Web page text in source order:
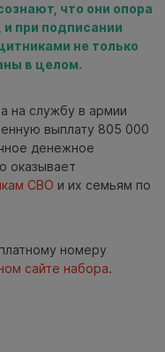
что они опора
при подписании
не только
в целом.
на службу в армии
выплату 805 000
денежное
оказывает
СВО и их семьям по
номеру
сайте набора.